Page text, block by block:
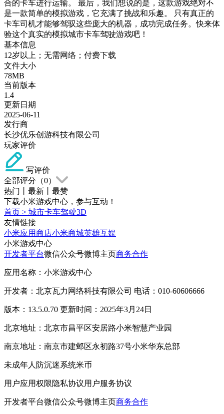
合的卡车进行运输。 最后，我们想说的是，这款游戏绝对不
是一款简单的模拟游戏，它充满了挑战和乐趣。 只有真正的
卡车司机才能够驾驭这些庞大的机器，成功完成任务。快来体
验这个真实的模拟城市卡车驾驶游戏吧！
基本信息
12岁以上；无需网络；付费下载
文件大小
78MB
当前版本
1.4
更新日期
2025-06-11
发行商
长沙优乐创游科技有限公司
玩家评价
写评价
全部评分（0）
热门
最新
最赞
下载小米游戏中心，参与互动！
首页 > 城市卡车驾驶3D
友情链接
小米应用商店小米商城英雄互娱
小米游戏中心
开发者平台微信公众号微博主页商务合作
应用名称：小米游戏中心
开发者：北京瓦力网络科技有限公司 电话：010-60606666
版本：13.5.0.70 更新时间：2025年3月24日
北京地址：北京市昌平区安居路小米智慧产业园
南京地址：南京市建邺区永初路37号小米华东总部
未成年人防沉迷系统米币
用户应用权限隐私协议用户服务协议
开发者平台微信公众号微博主页商务合作